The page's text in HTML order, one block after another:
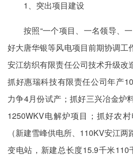
1、突出项目建设
按照“一个项目、一名领导、
好大唐华银等风电项目前期协调工
安江纺织有限责任公司技术升级改
抓好惠瑞科技有限责任公司年产
力争4月份试产；抓好三兴冶金炉
1250WKV电解炉项目；抓好农
（新建雪峰供电所、110KV安江
变电站，新建总长度15.9千米